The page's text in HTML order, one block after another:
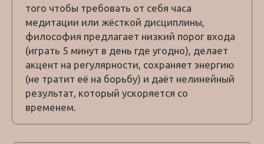
того чтобы требовать от себя часа
медитации или жёсткой дисциплины,
философия предлагает низкий порог входа
(играть 5 минут в день где угодно), делает
акцент на регулярности, сохраняет энергию
(не тратит её на борьбу) и даёт нелинейный
результат, который ускоряется со
временем.